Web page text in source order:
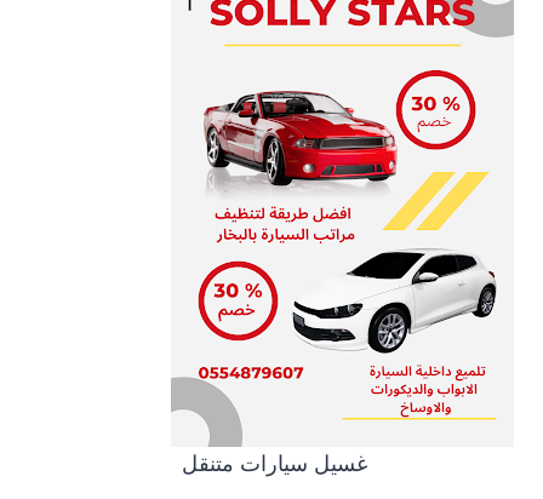
غسيل سيارات متنقل